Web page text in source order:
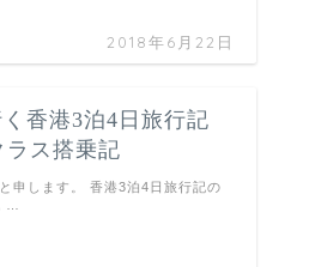
2018年6月22日
香港3泊4日旅行記
ス搭乗記
申します。 香港3泊4日旅行記の
…